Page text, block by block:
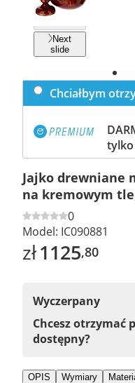
Previous
Next
slide
Chciałbym
tylko
Jajko drewniane
na kremowym
0
Model: IC090881
zł1125,80
Wyczerpany
Chcesz otrzymać
dostępny?
OPIS Wymiary